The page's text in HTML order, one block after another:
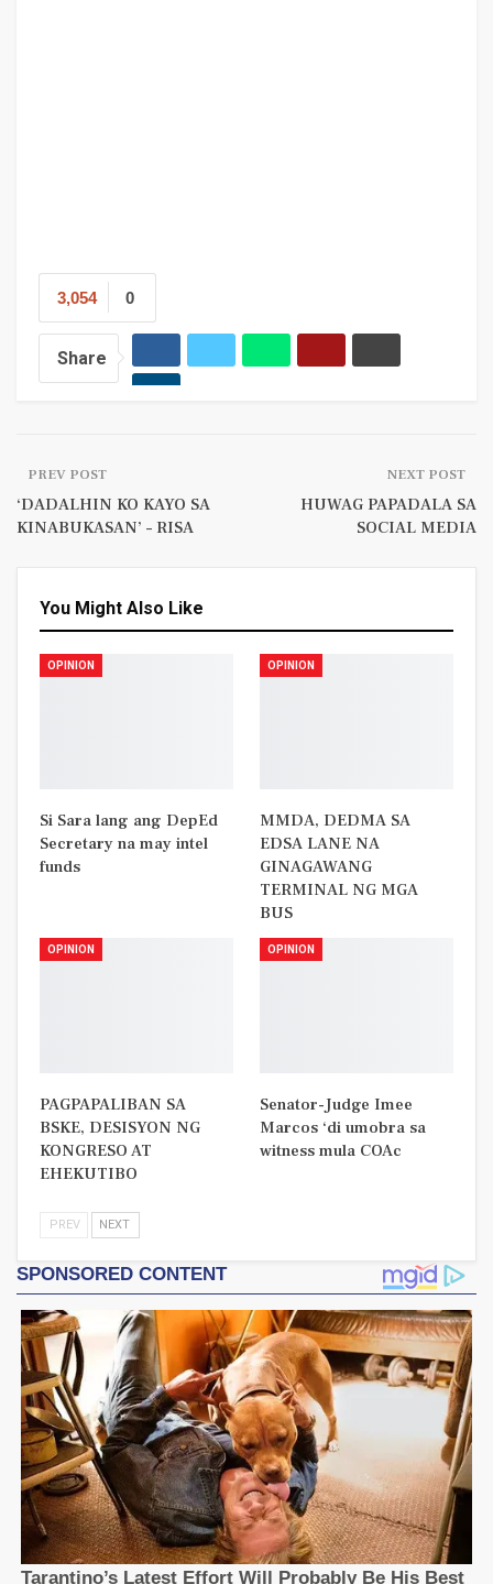
0
3,054
Share
PREV POST
‘DADALHIN KO KAYO SA
KINABUKASAN’ – RISA
NEXT POST
HUWAG PAPADALA SA
SOCIAL MEDIA
You Might Also Like
OPINION
Si Sara lang ang DepEd
Secretary na may intel
funds
OPINION
MMDA, DEDMA SA
EDSA LANE NA
GINAGAWANG
TERMINAL NG MGA
BUS
OPINION
PAGPAPALIBAN SA
BSKE, DESISYON NG
KONGRESO AT
EHEKUTIBO
OPINION
Senator-Judge Imee
Marcos ‘di umobra sa
witness mula COAc
PREV NEXT